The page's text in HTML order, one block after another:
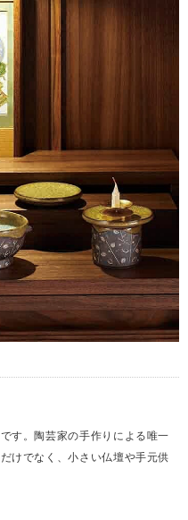
す。陶芸家の手作りによる唯一
けでなく、小さい仏壇や手元供